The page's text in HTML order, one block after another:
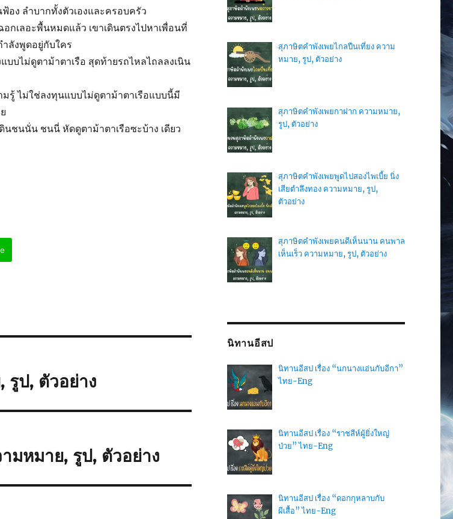
อง ลำบากทั้งตัวเองและครอบครัว
อกเลอะพื้นหมดแล้ว เขาเดินตรงไปหาเพื่อนที่
ำลังพูดอยู่กับใคร
บไม่ดูตาม้าตาเรือ สุดท้ายรถไหลไถลลงเนิน
รู้ ไม่ใช่ลงทุนแบบไม่ดูตาม้าตาเรือแบบนี้มี
นชนนั่น ชนนี่ หัดดูตาม้าตาเรือซะบ้าง เดียว
รูป, ตัวอย่าง
มหมาย, รูป, ตัวอย่าง
สุภาษิตคำพังเพยไกลปืนเที่ยง ความ
หมาย, รูป, ตัวอย่าง
สุภาษิตคำพังเพยกาฝาก ความหมาย,
รูป, ตัวอย่าง
สุภาษิตคำพังเพยพูดไปสองไพเบี้ย นิ่ง
เสียตำลึงทอง ความหมาย, รูป,
ตัวอย่าง
สุภาษิตคำพังเพยคนดีเห็นนาน คนพาล
เห็นเร็ว ความหมาย, รูป, ตัวอย่าง
นิทานอีสป
นิทานอีสป เรื่อง “นกนางแอ่นกับอีกา”
ไทย-Eng
นิทานอีสป เรื่อง “ราชสีห์ผู้ยิ่งใหญ่
ป่วย” ไทย-Eng
นิทานอีสป เรื่อง “ดอกกุหลาบกับ
ผีเสื้อ” ไทย-Eng